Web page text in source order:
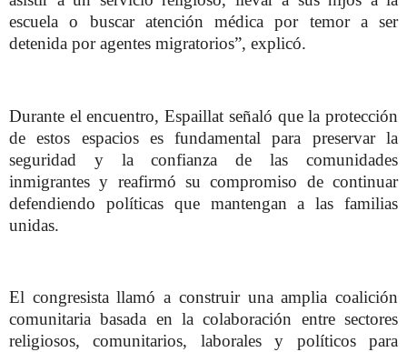
escuela o buscar atención médica por temor a ser
detenida por agentes migratorios”, explicó.
Durante el encuentro, Espaillat señaló que la protección
de estos espacios es fundamental para preservar la
seguridad y la confianza de las comunidades
inmigrantes y reafirmó su compromiso de continuar
defendiendo políticas que mantengan a las familias
unidas.
El congresista llamó a construir una amplia coalición
comunitaria basada en la colaboración entre sectores
religiosos, comunitarios, laborales y políticos para